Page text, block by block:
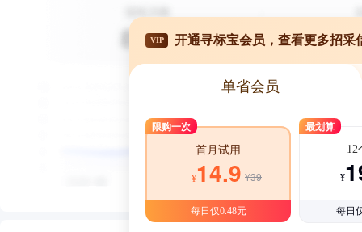
VIP 开通寻标宝会员，查看更多招采
单省会员
限购一次
首月试用
¥14.9 ¥39
每日仅0.48元
最划算
12
¥
每日